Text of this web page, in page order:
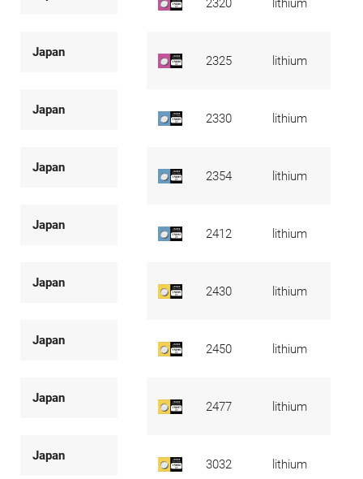
2320 lithium
Japan
2325 lithium
Japan
2330 lithium
Japan
2354 lithium
Japan
2412 lithium
Japan
2430 lithium
Japan
2450 lithium
Japan
2477 lithium
Japan
3032 lithium